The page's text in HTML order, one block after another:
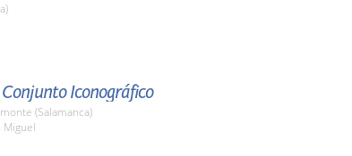
Iconográfico
(Salamanca)
Miguel